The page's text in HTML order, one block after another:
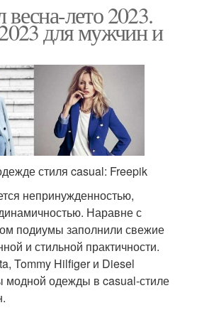
лето 2023.
для мужчин и
стиля casual: Freepik
непринужденностью,
Наравне с
подиумы заполнили свежие
и стильной практичности.
Tommy Hilfiger и Diesel
модной одежды в casual-стиле